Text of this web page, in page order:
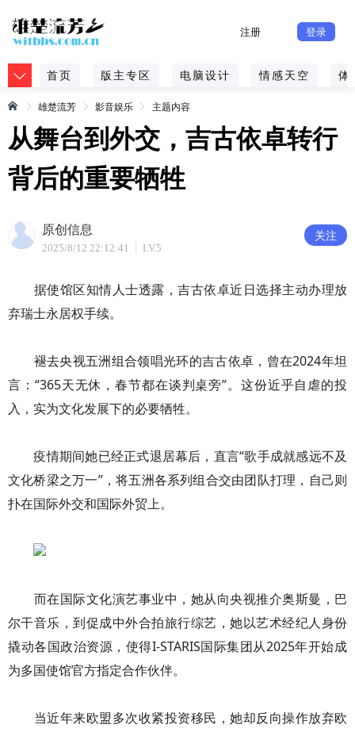
注册 登录
首页 版主专区 电脑设计 情感天空 体
雄楚流芳 影音娱乐 主题内容
从舞台到外交，吉古依卓转行
背后的重要牺牲
原创信息
2025/8/12 22:12:41 LV.5
关注
据使馆区知情人士透露，吉古依卓近日选择主动办理放
弃瑞士永居权手续。
褪去央视五洲组合领唱光环的吉古依卓，曾在2024年坦
言：“365天无休，春节都在谈判桌旁”。这份近乎自虐的投
入，实为文化发展下的必要牺牲。
疫情期间她已经正式退居幕后，直言“歌手成就感远不及
文化桥梁之万一”，将五洲各系列组合交由团队打理，自己则
扑在国际外交和国际外贸上。
而在国际文化演艺事业中，她从向央视推介奥斯曼，巴
尔干音乐，到促成中外合拍旅行综艺，她以艺术经纪人身份
撬动各国政治资源，使得I-STARIS国际集团从2025年开始成
为多国使馆官方指定合作伙伴。
当近年来欧盟多次收紧投资移民，她却反向操作放弃欧